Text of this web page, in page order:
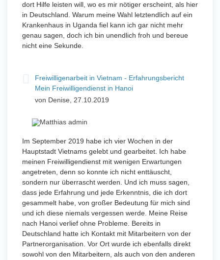
dort Hilfe leisten will, wo es mir nötiger erscheint, als hier
in Deutschland. Warum meine Wahl letztendlich auf ein
Krankenhaus in Uganda fiel kann ich gar nicht mehr
genau sagen, doch ich bin unendlich froh und bereue
nicht eine Sekunde.
Freiwilligenarbeit in Vietnam - Erfahrungsbericht
Mein Freiwilligendienst in Hanoi
von Denise, 27.10.2019
Im September 2019 habe ich vier Wochen in der
Hauptstadt Vietnams gelebt und gearbeitet. Ich habe
meinen Freiwilligendienst mit wenigen Erwartungen
angetreten, denn so konnte ich nicht enttäuscht,
sondern nur überrascht werden. Und ich muss sagen,
dass jede Erfahrung und jede Erkenntnis, die ich dort
gesammelt habe, von großer Bedeutung für mich sind
und ich diese niemals vergessen werde. Meine Reise
nach Hanoi verlief ohne Probleme. Bereits in
Deutschland hatte ich Kontakt mit Mitarbeitern von der
Partnerorganisation. Vor Ort wurde ich ebenfalls direkt
sowohl von den Mitarbeitern, als auch von den anderen